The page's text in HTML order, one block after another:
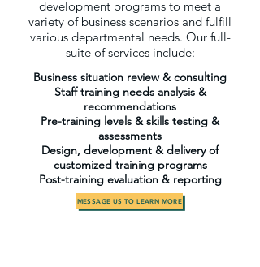
Business situation review & consulting
Staff training needs analysis &
recommendations
Pre-training levels & skills testing &
assessments
Design, development & delivery of
customized training programs
Post-training evaluation & reporting
development programs to meet a
variety of business scenarios and fulfill
various departmental needs. Our full-
suite of services include:
MESSAGE US TO LEARN MORE